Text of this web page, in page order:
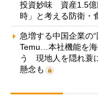
投資妙味 資産1.5億
時」と考える防衛・
急増する中国企業の
Temu…本社機能を
う 現地人を隠れ蓑
懸念も